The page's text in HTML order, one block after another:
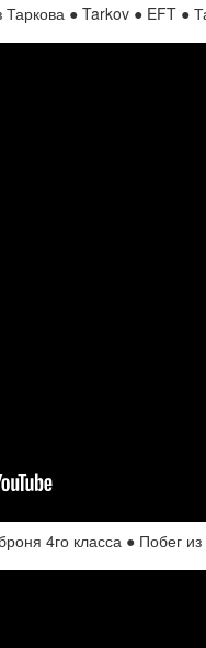
● Tarkov ● EFT ●
4го класса ● Побег из